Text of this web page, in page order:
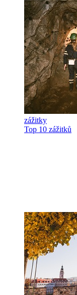
zážitky
Top 10 zážitků